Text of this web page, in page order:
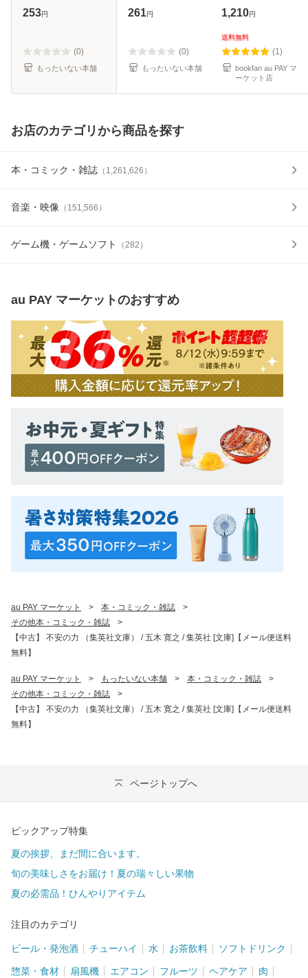
[文庫]【メール便送
253円
(0)
もったいない本舗
[文庫]【メール便送
261円
(0)
もったいない本舗
1,210円
送料無料
(1)
bookfan au PAY マ
ーケット店
お店のカテゴリから商品を探す
本・コミック・雑誌 （ 1,261,626 ）
音楽・映像 （ 151,566 ）
ゲーム機・ゲームソフト （282 ）
au PAY マーケットのおすすめ
au PAY マーケット > 本・コミック・雑誌
>
その他本・コミック・雑誌
>
【中古】 不安の力 （集英社文庫） / 五木 寛之 / 集英社 [文庫]【メール便送料
無料】
au PAY マーケット > もったいない本舗 > 本・コミック・雑誌
>
その他本・コミック・雑誌
>
【中古】 不安の力 （集英社文庫） / 五木 寛之 / 集英社 [文庫]【メール便送料
無料】
ページトップへ
ピックアップ特集
夏の挨拶、まだ間に合います。
旬の美味しさをお届け！夏の瑞々しい果物
夏の必需品！ひんやりアイテム
注目のカテゴリ
ビール・発泡酒 チューハイ 水 お茶飲料 ソフトドリンク
惣菜・食材 扇風機 エアコン フルーツ ヘアケア 肉